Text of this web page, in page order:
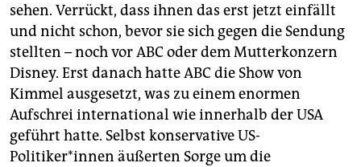
sehen. Verrückt, dass ihnen das erst jetzt einfällt
und nicht schon, bevor sie sich gegen die Sendung
stellten – noch vor ABC oder dem Mutterkonzern
Disney. Erst danach hatte ABC die Show von
Kimmel ausgesetzt, was zu einem enormen
Aufschrei international wie innerhalb der USA
geführt hatte. Selbst konservative US-
Politiker*innen äußerten Sorge um die